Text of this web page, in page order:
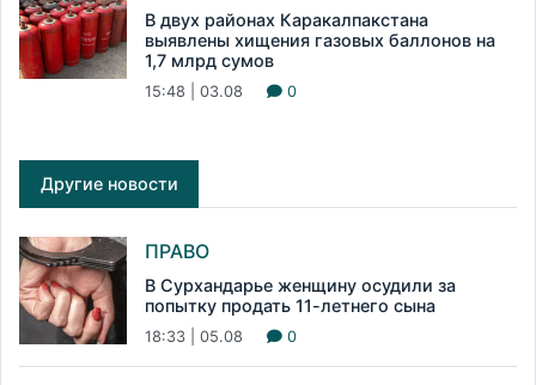
В двух районах Каракалпакстана
выявлены хищения газовых баллонов на
1,7 млрд сумов
15:48 | 03.08 0
Другие новости
ПРАВО
В Сурхандарье женщину осудили за
попытку продать 11-летнего сына
18:33 | 05.08 0